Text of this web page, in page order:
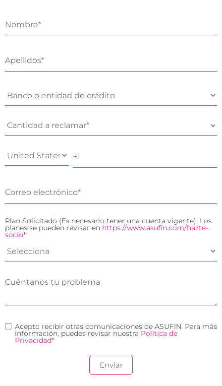
Plan Solicitado (Es necesario tener una cuenta vigente). Los
planes se pueden revisar en https://www.asufin.com/hazte-
socio*
Acepto recibir otras comunicaciones de ASUFIN. Para más
información, puedes revisar nuestra Política de
Privacidad*